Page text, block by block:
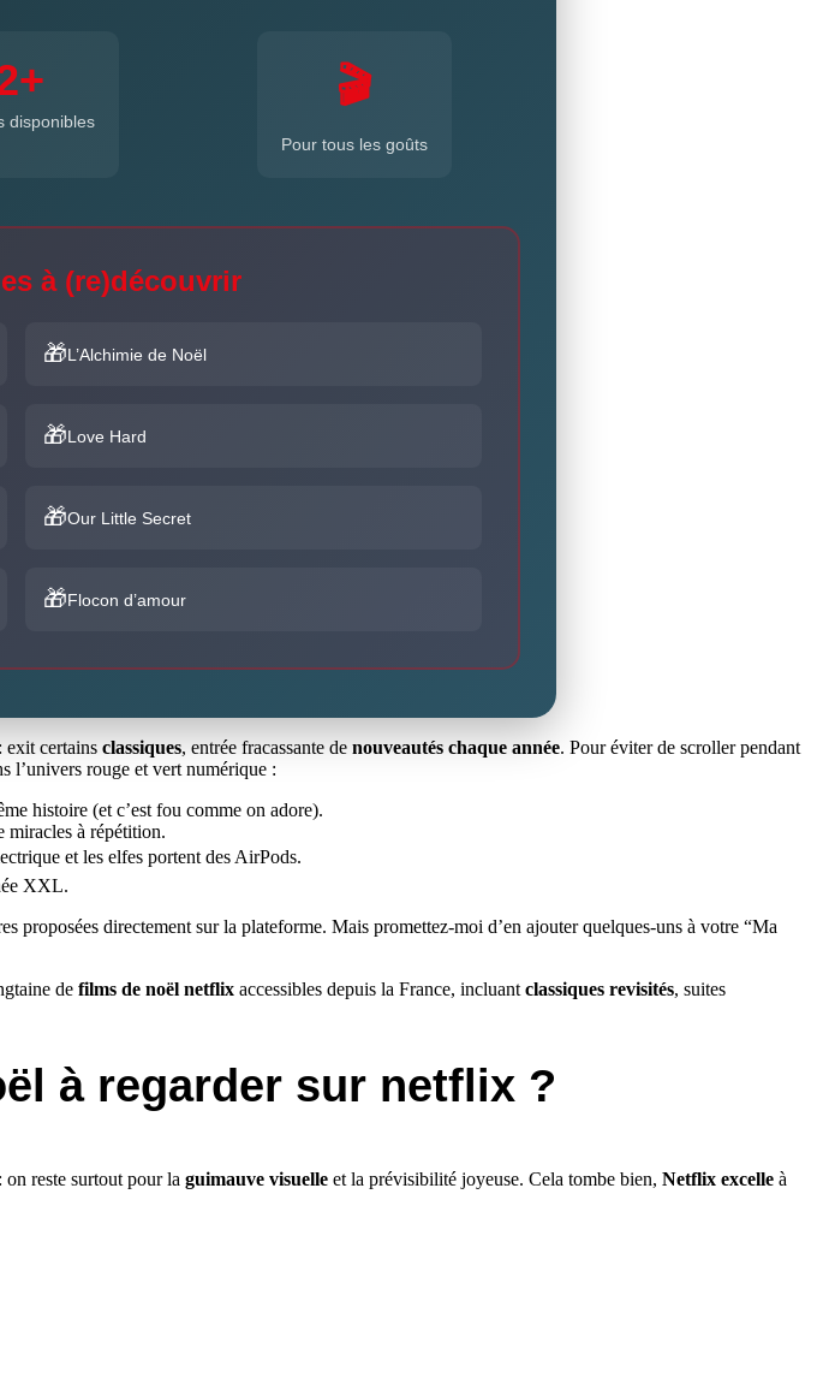
disponibles
🎬
Pour tous les goûts
à (re)découvrir
L’Alchimie de Noël
Love Hard
Our Little Secret
Flocon d’amour
exit certains classiques, entrée fracassante de nouveautés chaque année. Pour éviter de scroller pendant
l’univers rouge et vert numérique :
histoire (et c’est fou comme on adore).
miracles à répétition.
et les elfes portent des AirPods.
XXL.
proposées directement sur la plateforme. Mais promettez-moi d’en ajouter quelques-uns à votre “Ma
de films de noël netflix accessibles depuis la France, incluant classiques revisités, suites
à regarder sur netflix ?
reste surtout pour la guimauve visuelle et la prévisibilité joyeuse. Cela tombe bien, Netflix excelle à